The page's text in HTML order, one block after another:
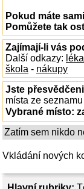
Pokud máte
Pomůžete tak
Zajímají-li vás
Další odkazy:
škola - nákupy
Jste
místa ze
Vybrané místo:
Zatím sem nikdo
Vkládání nových